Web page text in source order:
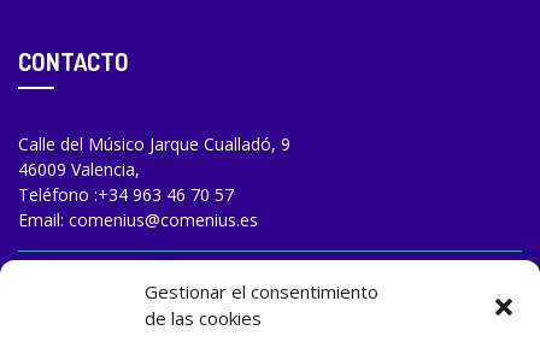
Gestionar el consentimiento
de las cookies
CONTACTO
Calle del Músico Jarque Cualladó, 9
46009 Valencia,
Teléfono :+34 963 46 70 57
Email: comenius@comenius.es